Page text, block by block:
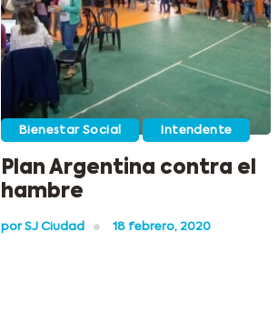
Bienestar Social Intendente
Plan Argentina contra el
hambre
porSJ Ciudad 18 febrero, 2020